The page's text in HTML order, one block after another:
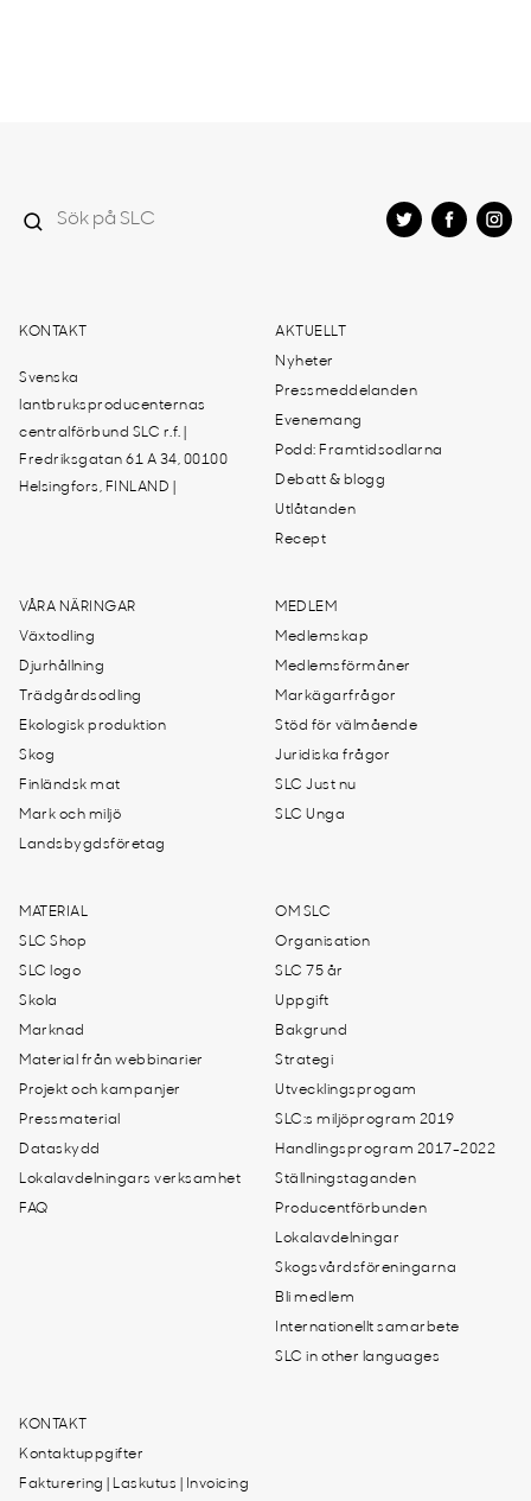
KONTAKT
Svenska
lantbruksproducenternas
centralförbund SLC r.f. |
Fredriksgatan 61 A 34, 00100
Helsingfors, FINLAND |
AKTUELLT
Nyheter
Pressmeddelanden
Evenemang
Podd: Framtidsodlarna
Debatt & blogg
Utlåtanden
Recept
VÅRA NÄRINGAR
Växtodling
Djurhållning
Trädgårdsodling
Ekologisk produktion
Skog
Finländsk mat
Mark och miljö
Landsbygdsföretag
MEDLEM
Medlemskap
Medlemsförmåner
Markägarfrågor
Stöd för välmående
Juridiska frågor
SLC Just nu
SLC Unga
MATERIAL
SLC Shop
SLC logo
Skola
Marknad
Material från webbinarier
Projekt och kampanjer
Pressmaterial
Dataskydd
Lokalavdelningars verksamhet
FAQ
OM SLC
Organisation
SLC 75 år
Uppgift
Bakgrund
Strategi
Utvecklingsprogam
SLC:s miljöprogram 2019
Handlingsprogram 2017-2022
Ställningstaganden
Producentförbunden
Lokalavdelningar
Skogsvårdsföreningarna
Bli medlem
Internationellt samarbete
SLC in other languages
KONTAKT
Kontaktuppgifter
Fakturering | Laskutus | Invoicing